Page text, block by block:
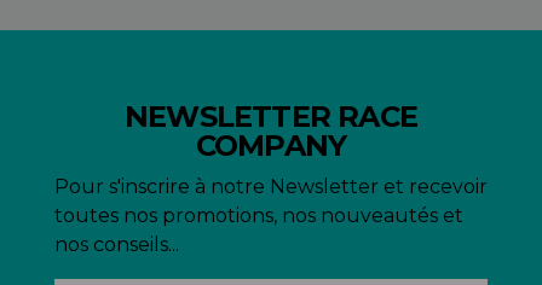
NEWSLETTER RACE
COMPANY
Pour s'inscrire à notre Newsletter et recevoir
toutes nos promotions, nos nouveautés et
nos conseils...